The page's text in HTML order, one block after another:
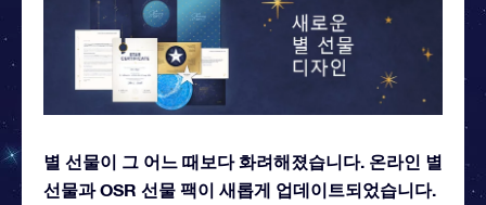
별 선물이 그 어느 때보다 화려해졌습니다. 온라인 별
선물과 OSR 선물 팩이 새롭게 업데이트되었습니다.